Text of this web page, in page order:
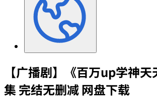
【广播剧】《百万up学神
集 完结无删减 网盘下载